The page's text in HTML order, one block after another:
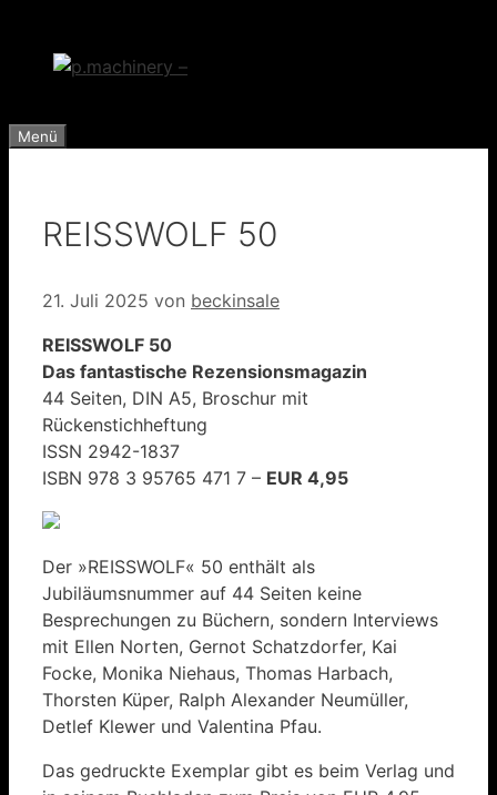
springen
Menü
REISSWOLF 50
21. Juli 2025 von beckinsale
REISSWOLF 50
Das fantastische Rezensionsmagazin
44 Seiten, DIN A5, Broschur mit
Rückenstichheftung
ISSN 2942-1837
ISBN 978 3 95765 471 7 – EUR 4,95
Der »REISSWOLF« 50 enthält als
Jubiläumsnummer auf 44 Seiten keine
Besprechungen zu Büchern, sondern Interviews
mit Ellen Norten, Gernot Schatzdorfer, Kai
Focke, Monika Niehaus, Thomas Harbach,
Thorsten Küper, Ralph Alexander Neumüller,
Detlef Klewer und Valentina Pfau.
Das gedruckte Exemplar gibt es beim Verlag und